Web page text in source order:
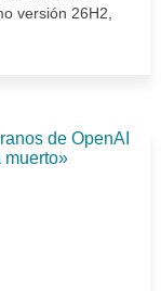
versión 26H2,